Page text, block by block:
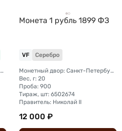
Монетный двор: Санкт-Петербургский монетный двор
Монета 1 рубль 1899 ФЗ
VF Серебро
Монетный двор: Санкт-Петербургский монетный двор
Вес, г: 20
Проба: 900
Тираж, шт: 6502674
Правитель: Николай II
12 000 ₽